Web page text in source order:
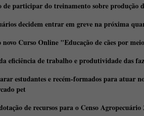
de participar do treinamento sobre produção
decidem entrar em greve na próxima
novo Curso Online "Educação de cães por
eficiência de trabalho e produtividade das
estudantes e recém-formados para atuar
pet
de recursos para o Censo Agropecuário